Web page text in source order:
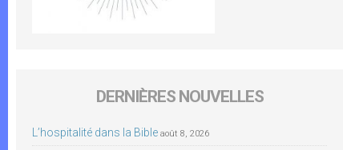
DERNIÈRES NOUVELLES
L’hospitalité dans la Bible août 8, 2026